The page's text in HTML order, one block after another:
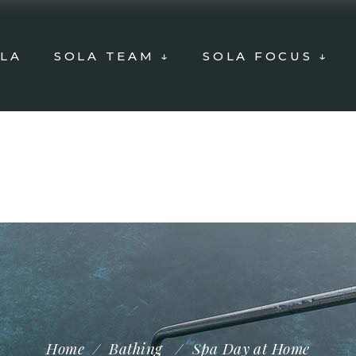
SOLA TEAM ↓ SOLA FOCUS ↓
Home/ Bathing /Spa Day at Home